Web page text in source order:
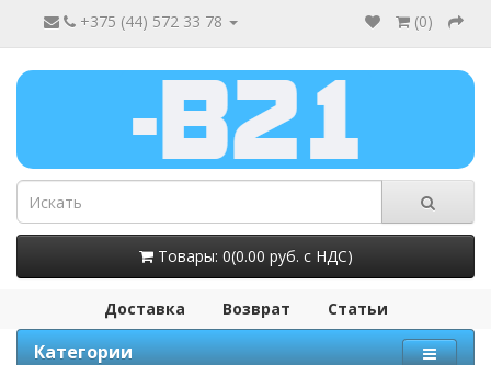
+375 (44) 572 33 78 (0)
Товары: 0(0.00 руб. с НДС)
Доставка Возврат Статьи
Категории